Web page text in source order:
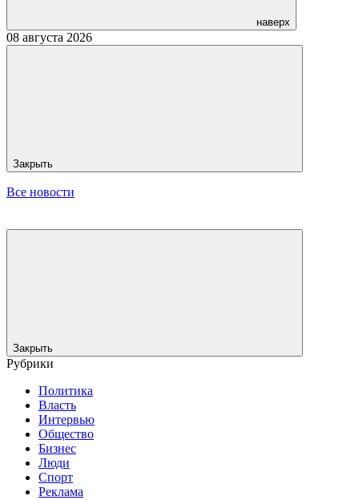
наверх
08 августа 2026
Закрыть
Все новости
Закрыть
Рубрики
Политика
Власть
Интервью
Общество
Бизнес
Люди
Спорт
Реклама